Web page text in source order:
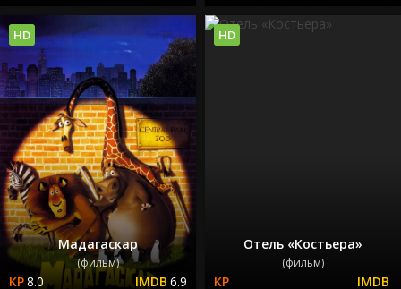
Мадагаскар
(фильм)
8.0 6.9
HD
Отель «Костьера»
(фильм)
HD